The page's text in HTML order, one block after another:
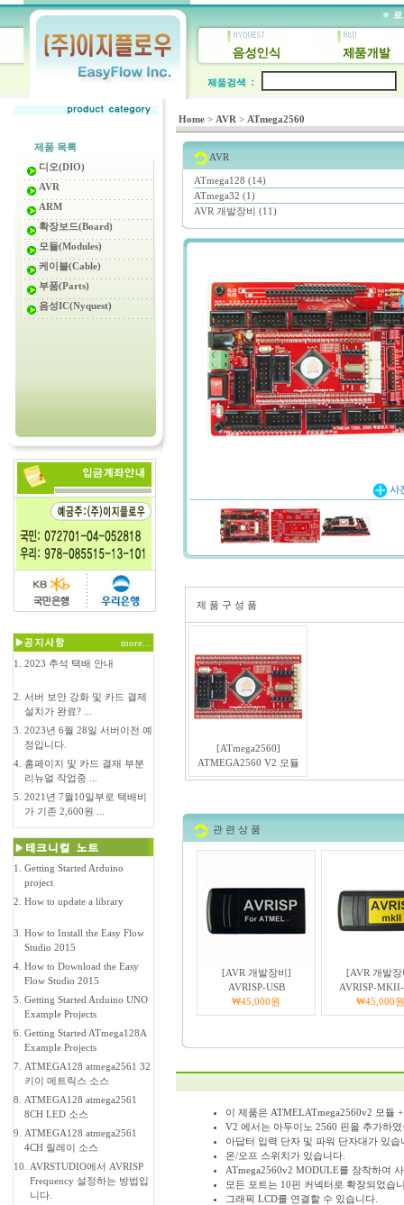
제품 목록
디오(DIO)
AVR
ARM
확장보드(Board)
모듈(Modules)
케이블(Cable)
부품(Parts)
음성IC(Nyquest)
more...
1. 2023 추석 택배 안내
2. 서버 보안 강화 및 카드 결제
설치가 완료? ...
3. 2023년 6월 28일 서버이전 예
정입니다.
4. 홈페이지 및 카드 결재 부분
리뉴얼 작업중 ...
5. 2021년 7월10일부로 택배비
가 기존 2,600원 ...
1. Getting Started Arduino
project
2. How to update a library
3. How to Install the Easy Flow
Studio 2015
4. How to Download the Easy
Flow Studio 2015
5. Getting Started Arduino UNO
Example Projects
6. Getting Started ATmega128A
Example Projects
7. ATMEGA128 atmega2561 32
키이 메트릭스 소스
8. ATMEGA128 atmega2561
8CH LED 소스
9. ATMEGA128 atmega2561
4CH 릴레이 소스
10. AVRSTUDIO에서 AVRISP
Frequency 설정하는 방법입
니다.
Home > AVR > ATmega2560
AVR
ATmega128 (14)
ATmega32 (1)
AVR 개발장비 (11)
사
제 품 구 성 품
[ATmega2560]
ATMEGA2560 V2 모듈
관 련 상 품
[AVR 개발장비]
AVRISP-USB
₩45,000원
[AVR 개발
AVRISP-
₩45,000원
이 제품은 ATMELATmega2560v2 모듈
V2 에서는 아두이노 2560 핀을 추가하
아답터 입력 단자 및 파워 단자대가 있습
온/오프 스위치가 있습니다.
ATmega2560v2 MODULE를 장착하여
모든 포트는 10핀 커넥터로 확장되었습
그래픽 LCD를 연결할 수 있습니다.